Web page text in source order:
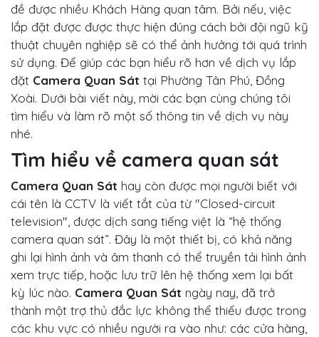
đề được nhiều Khách Hàng quan tâm. Bởi nếu, việc
lắp đặt được được thực hiện đúng cách bởi đội ngũ kỹ
thuật chuyên nghiệp sẽ có thể ảnh hưởng tới quá trình
sử dụng. Để giúp các bạn hiểu rõ hơn về dịch vụ lắp
đặt Camera Quan Sát tại Phường Tân Phú, Đồng
Xoài. Dưới bài viết này, mời các bạn cùng chúng tôi
tìm hiểu và làm rõ một số thông tin về dịch vụ này
nhé.
Tìm hiểu về camera quan sát
Camera Quan Sát hay còn được mọi người biết với
cái tên là CCTV là viết tắt của từ "Closed-circuit
television", được dịch sang tiếng việt là “hệ thống
camera quan sát”. Đây là một thiết bị, có khả năng
ghi lại hình ảnh và âm thanh có thể truyền tải hình ảnh
xem trực tiếp, hoặc lưu trữ lên hệ thống xem lại bất
kỳ lúc nào. Camera Quan Sát ngày nay, đã trở
thành một trợ thủ đắc lực không thể thiếu được trong
các khu vực có nhiều người ra vào như: các cửa hàng,